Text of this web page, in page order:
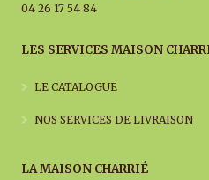
04 26 17 54 84
LES SERVICES MAISON
LE CATALOGUE
NOS SERVICES DE LIVRAISON
LA MAISON CHARRIÉ